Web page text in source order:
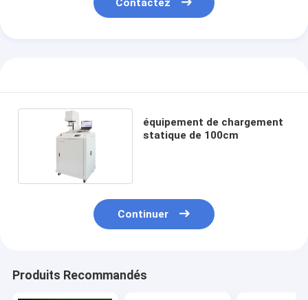
Contactez
équipement de chargement
statique de 100cm
Continuer
Produits Recommandés